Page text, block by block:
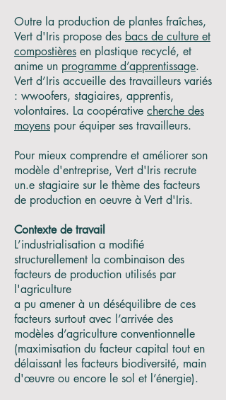
Outre la production de plantes fraîches,
Vert d'Iris propose des bacs de culture et
compostières en plastique recyclé, et
anime un programme d’apprentissage.
Vert d’Iris accueille des travailleurs variés
: wwoofers, stagiaires, apprentis,
volontaires. La coopérative cherche des
moyens pour équiper ses travailleurs.
Pour mieux comprendre et améliorer son
modèle d'entreprise, Vert d'Iris recrute
un.e stagiaire sur le thème des facteurs
de production en oeuvre à Vert d'Iris.
Contexte de travail
L’industrialisation a modifié
structurellement la combinaison des
facteurs de production utilisés par
l'agriculture
a pu amener à un déséquilibre de ces
facteurs surtout avec l’arrivée des
modèles d’agriculture conventionnelle
(maximisation du facteur capital tout en
délaissant les facteurs biodiversité, main
d'œuvre ou encore le sol et l’énergie).